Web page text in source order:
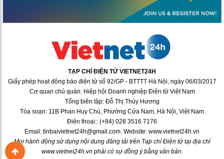
TẠP CHÍ ĐIỆN TỬ VIETNET24H
Giấy phép hoạt động báo điện tử số 92/GP - BTTTT Hà Nội, ngày 06/03/2017
Cơ quan chủ quản: Hiệp hội Doanh nghiệp Điện tử Việt Nam
Tổng biên tập: Đỗ Thị Thúy Hương
Tòa soạn: 11B Phan Huy Chú, Phường Cửa Nam, Hà Nội, Việt Nam
Điện thoại:: (+84) 028 3516 7176
Email: tinbaivietnet24h@gmail.com. Website: www.vietnet24h.vn
Mọi hành động sử dụng nội dung đăng tải trên Tạp chí Điện tử tại địa chỉ
www.vietnet24h.vn phải có sự đồng ý bằng văn bản.